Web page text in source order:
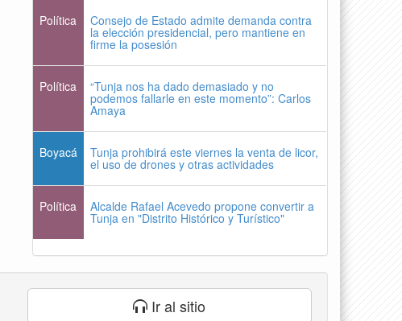
Política Consejo de Estado admite demanda contra
la elección presidencial, pero mantiene en
firme la posesión
Política “Tunja nos ha dado demasiado y no
podemos fallarle en este momento”: Carlos
Amaya
Boyacá Tunja prohibirá este viernes la venta de licor,
el uso de drones y otras actividades
Política Alcalde Rafael Acevedo propone convertir a
Tunja en "Distrito Histórico y Turístico"
Ir al sitio